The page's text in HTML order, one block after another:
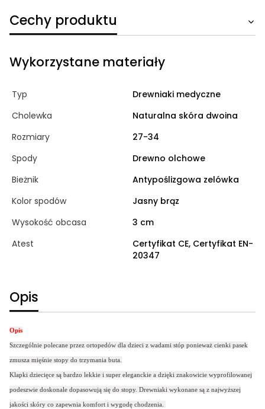
Cechy produktu
Wykorzystane materiały
Typ
Drewniaki medyczne
Cholewka
Naturalna skóra dwoina
Rozmiary
27-34
Spody
Drewno olchowe
Bieżnik
Antypoślizgowa zelówka
Kolor spodów
Jasny brąz
Wysokość obcasa
3 cm
Atest
Certyfikat CE, Certyfikat EN-
20347
Opis
Opis
Szczególnie polecane przez ortopedów dla dzieci z wadami stóp ponieważ cienki pasek
zmusza mięśnie stopy do trzymania buta.
Klapki dziecięce są bardzo lekkie i super eleganckie a dzięki znakowicie wyprofilowanej
podeszwie doskonale dopasowują się do stopy. Drewniaki wykonane są z najwyższej
jakości skóry co zapewnia komfort i wygodę chodzenia.